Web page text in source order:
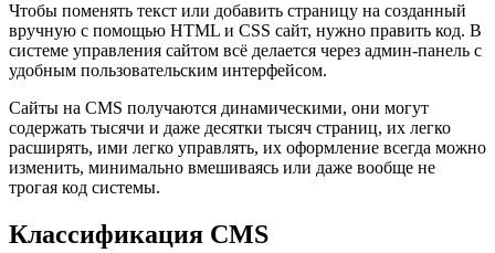
Чтобы поменять текст или добавить страницу на созданный
вручную с помощью HTML и CSS сайт, нужно править код. В
системе управления сайтом всё делается через админ-панель с
удобным пользовательским интерфейсом.
Сайты на CMS получаются динамическими, они могут
содержать тысячи и даже десятки тысяч страниц, их легко
расширять, ими легко управлять, их оформление всегда можно
изменить, минимально вмешиваясь или даже вообще не
трогая код системы.
Классификация CMS